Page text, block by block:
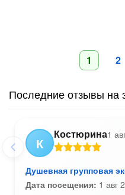
1 2
Последние отзывы на
К
Костюрина1
Душевная групповая
Дата посещения: 1 авг